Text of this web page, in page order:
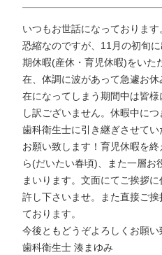
いつもお世話になっておりま
恐縮なのですが、11月の初旬
期休暇(産休・育児休暇)をいた
在、体調に波があって急遽お
在になってしまう期間中は皆
し訳ございません。休暇中に
歯科衛生士に引き継ぎさせて
お願い致します！育児休暇を
ら(だいたい春頃)、また一層お
まいります。文面にてご挨拶
許し下さいませ。また直接ご
ております。
今後ともどうぞよろしくお願い
歯科衛生士 湊まゆみ